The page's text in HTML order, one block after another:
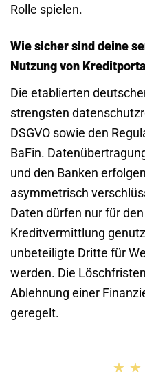
Rolle spielen.
Wie sicher sind deine
Nutzung von
Die etablierten
strengsten
DSGVO sowie den
BaFin.
und den Banken
asymmetrisch
Daten dürfen nur für
Kreditvermittlung
unbeteiligte Dritte für
werden. Die
Ablehnung einer
geregelt.